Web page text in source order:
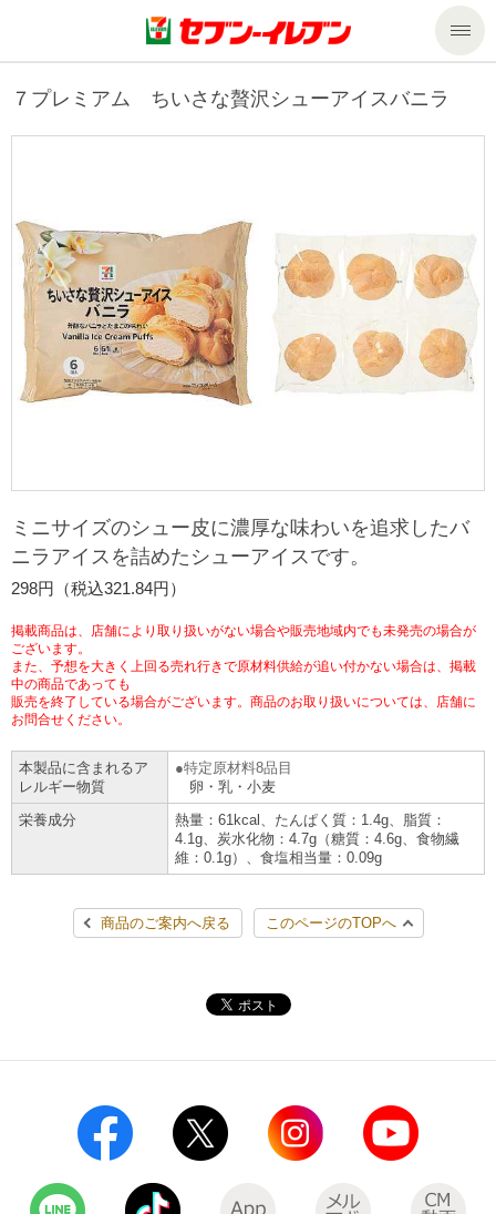
商品のご案内
今週の新商品
来週の新商品
商品カテゴリ一覧
セブンプレミアム
ギフト
プリペイドカード・金券
ニンテンドー・ダウンロードカード
サービス
サービストップ
nanacoトップ
マルチコピー機でできること
コピー
プリント
スキャン
ファクス
チケット
宅配便
切手・はがき・印紙
セブン銀行ATM
ご利用可能なお支払い方法
各種料金のお支払い
自転車シェアリング（店舗限定）
モバイルバッテリーシェアリング（店舗限定）
チケットサービス
セブンチケット
チケットぴあ
イープラス
CNプレイガイド
セブン‐イレブンでお受取り
タワーレコード
セブンネットショッピング
停電時のサービス停止のお知らせ
企業情報
企業情報トップ
ニュースリリース
企業理念
会社概要
貸借対照表・損益計算書
沿革
国内店舗数
セブン-イレブンの歴史
私たちの取組み
サステナビリティ
セブン＆アイ・ホールディングスの重点課題
サステナビリティ活動基本方針
サステナビリティ推進体制
GREEN CHALLENGE 2050
4VISIONS
サステナビリティニュース
サステナビリティレポート
加盟店オーナー募集 物件募集・購入
店舗検索
ネットショッピング
お問い合わせ
Language
English (Corporate)
English (Services)
한국어(서비스)
７プレミアム ちいさな贅沢シューアイスバニラ
ミニサイズのシュー皮に濃厚な味わいを追求したバ
ニラアイスを詰めたシューアイスです。
298円（税込321.84円）
掲載商品は、店舗により取り扱いがない場合や販売地域内でも未発売の場合が
ございます。
また、予想を大きく上回る売れ行きで原材料供給が追い付かない場合は、掲載
中の商品であっても
販売を終了している場合がございます。商品のお取り扱いについては、店舗に
お問合せください。
本製品に含まれるア
レルギー物質
特定原材料8品目
卵・乳・小麦
栄養成分
熱量：61kcal、たんぱく質：1.4g、脂質：
4.1g、炭水化物：4.7g（糖質：4.6g、食物繊
維：0.1g）、食塩相当量：0.09g
商品のご案内へ戻る このページのTOPへ